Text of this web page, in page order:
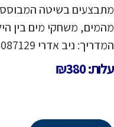
מתבצעים בשיטה
מהמים, משחקי מים בין
המדריך: ניב אדרי 054-8087129
עלות: ₪380